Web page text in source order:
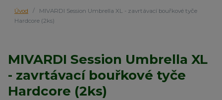
Úvod
MIVARDI Session Umbrella XL - zavrtávací bouřkové tyče
Hardcore (2ks)
MIVARDI Session Umbrella XL
- zavrtávací bouřkové tyče
Hardcore (2ks)